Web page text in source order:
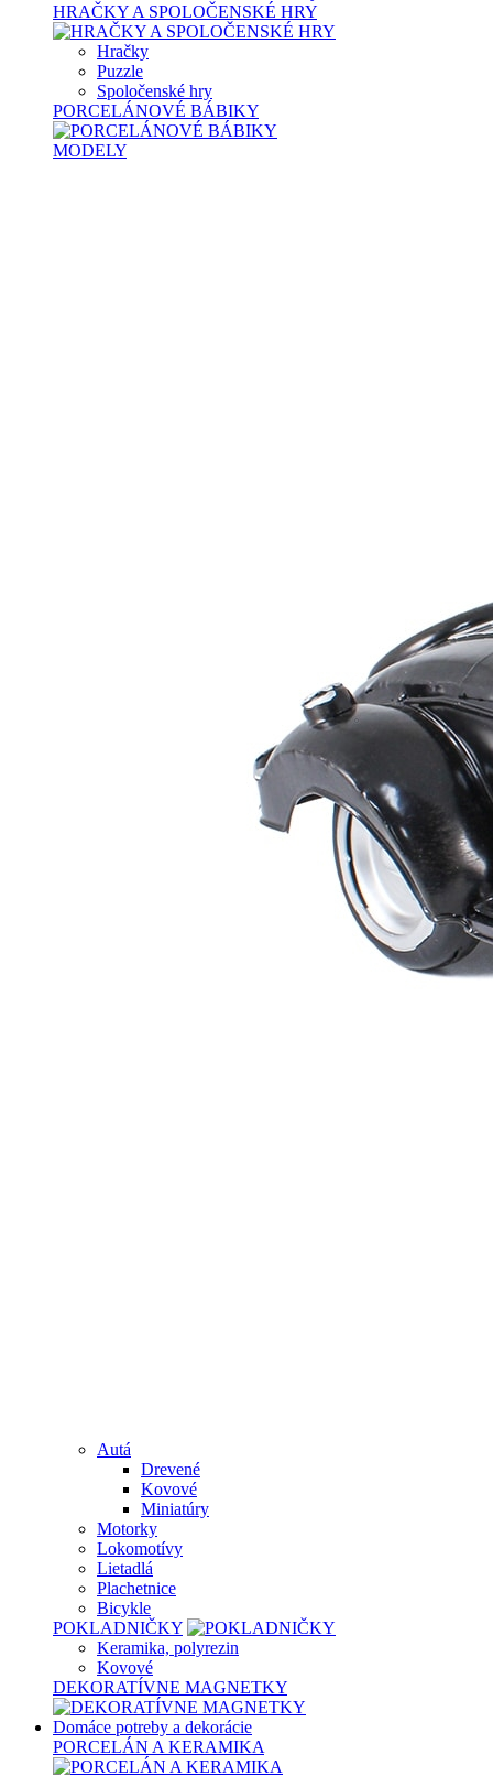
HRAČKY A SPOLOČENSKÉ HRY
Hračky
Puzzle
Spoločenské hry
PORCELÁNOVÉ BÁBIKY
MODELY
Autá
Drevené
Kovové
Miniatúry
Motorky
Lokomotívy
Lietadlá
Plachetnice
Bicykle
POKLADNIČKY
Keramika, polyrezin
Kovové
DEKORATÍVNE MAGNETKY
Domáce potreby a dekorácie
PORCELÁN A KERAMIKA